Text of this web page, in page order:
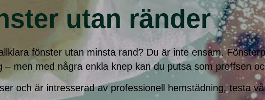
utan ränder
fönster utan minsta rand? Du är inte ensam.
– men med några enkla knep kan du putsa som proffsen
och är intresserad av professionell hemstädning, testa